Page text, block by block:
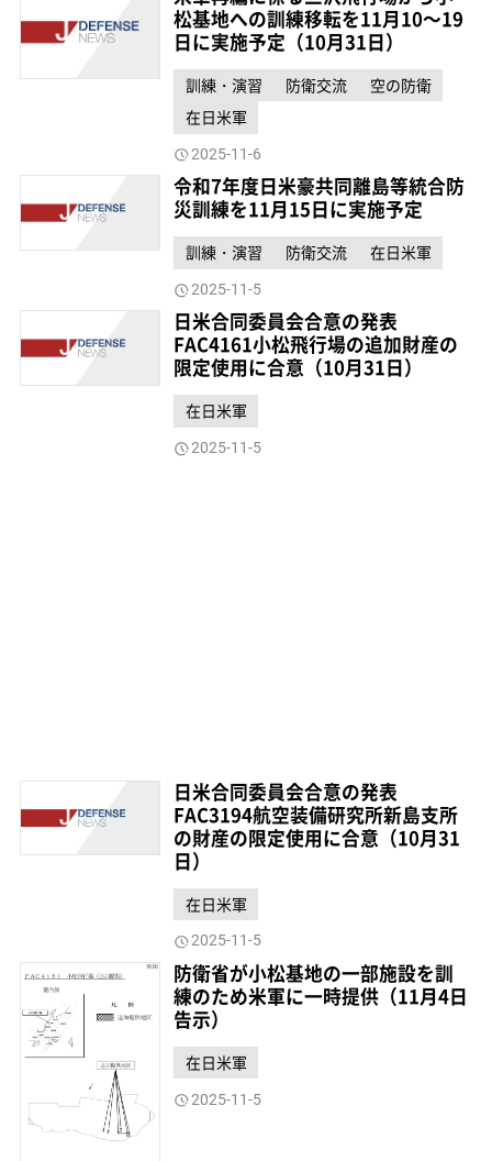
松基地への訓練移転を11月10～19
日に実施予定（10月31日）
訓練・演習 防衛交流
空の防衛
在日米軍
2025-11-6
令和7年度日米豪共同離島等統合防
災訓練を11月15日に実施予定
訓練・演習 防衛交流 在日米軍
2025-11-5
日米合同委員会合意の発表
FAC4161小松飛行場の追加財産の
限定使用に合意（10月31日）
在日米軍
2025-11-5
日米合同委員会合意の発表
FAC3194航空装備研究所新島支所
の財産の限定使用に合意（10月31
日）
在日米軍
2025-11-5
防衛省が小松基地の一部施設を訓
練のため米軍に一時提供（11月4日
告示）
在日米軍
2025-11-5